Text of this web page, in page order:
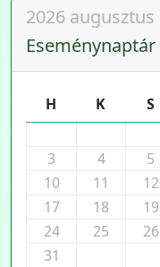
2026 augusztus
Eseménynaptár
H K S
3
4 5
10
11 12
17
18 19
24
25 26
31